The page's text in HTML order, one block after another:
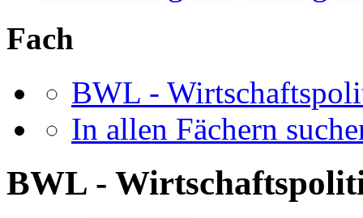
Fach
BWL -
In allen Fächern
BWL -